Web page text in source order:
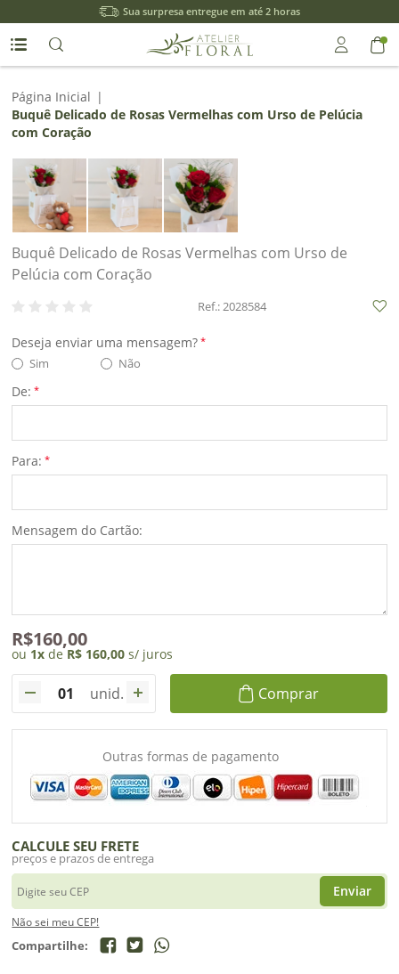
Sua surpresa entregue em até 2 horas
Entrar
Página Inicial |
Buquê Delicado de Rosas Vermelhas com Urso de Pelúcia
com Coração
Buquê Delicado de Rosas Vermelhas com Urso de
Pelúcia com Coração
Ref.: 2028584
*
Deseja enviar uma mensagem?
Sim Não
*
De:
*
Para:
Mensagem do Cartão:
R$160,00
ou 1x deR$ 160,00 s/ juros
unid. Comprar
Outras formas de pagamento
CALCULE SEU FRETE
preços e prazos de entrega
Enviar
Não sei meu CEP!
Compartilhe: